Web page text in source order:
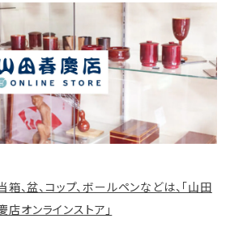
、盆、コップ、ボールペンなどは、「山田
店オンラインストア」